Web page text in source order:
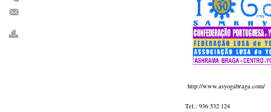
http://www.asyogabraga.com/
Tel.: 936 532 124